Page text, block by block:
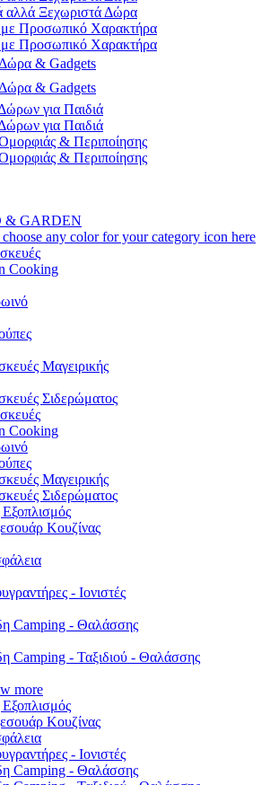
αλλά Ξεχωριστά Δώρα
Προσωπικό Χαρακτήρα
Προσωπικό Χαρακτήρα
& Gadgets
& Gadgets
για Παιδιά
για Παιδιά
& Περιποίησης
& Περιποίησης
& GARDEN
any color for your category icon here
Cooking
Μαγειρικής
Σιδερώματος
Cooking
Μαγειρικής
Σιδερώματος
Εξοπλισμός
Κουζίνας
- Ιονιστές
Camping - Θαλάσσης
Camping - Ταξιδιού - Θαλάσσης
more
Εξοπλισμός
Κουζίνας
- Ιονιστές
Camping - Θαλάσσης